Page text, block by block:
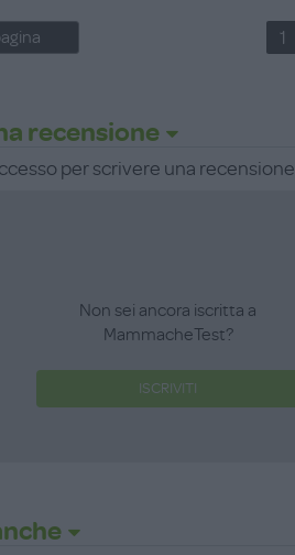
1
recensione
per scrivere una recensione
Non sei ancora iscritta a
MammacheTest?
ISCRIVITI